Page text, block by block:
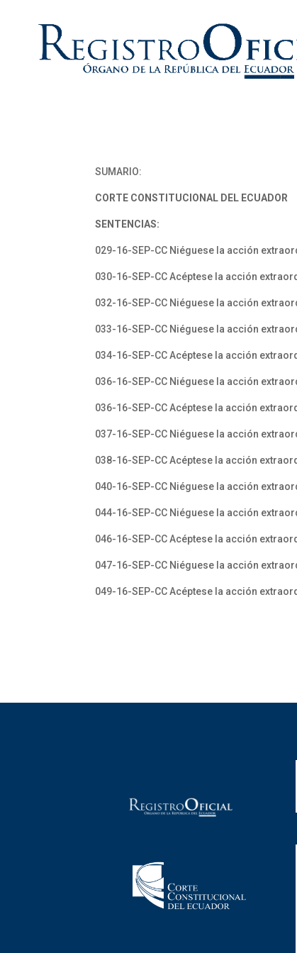
SUMARIO:
CORTE CONSTITUCIONAL DEL ECUADOR
SENTENCIAS:
029-16-SEP-CC Niéguese la acción
030-16-SEP-CC Acéptese la acción
032-16-SEP-CC Niéguese la acción
033-16-SEP-CC Niéguese la acción
034-16-SEP-CC Acéptese la acción
036-16-SEP-CC Niéguese la acción
036-16-SEP-CC Acéptese la acción
037-16-SEP-CC Niéguese la acción
038-16-SEP-CC Acéptese la acción
040-16-SEP-CC Niéguese la acción
044-16-SEP-CC Niéguese la acción
046-16-SEP-CC Acéptese la acción
047-16-SEP-CC Niéguese la acción
049-16-SEP-CC Acéptese la acción